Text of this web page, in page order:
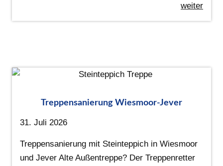
weiter
Treppensanierung Wiesmoor-Jever
31. Juli 2026
Treppensanierung mit Steinteppich in Wiesmoor
und Jever Alte Außentreppe? Der Treppenretter